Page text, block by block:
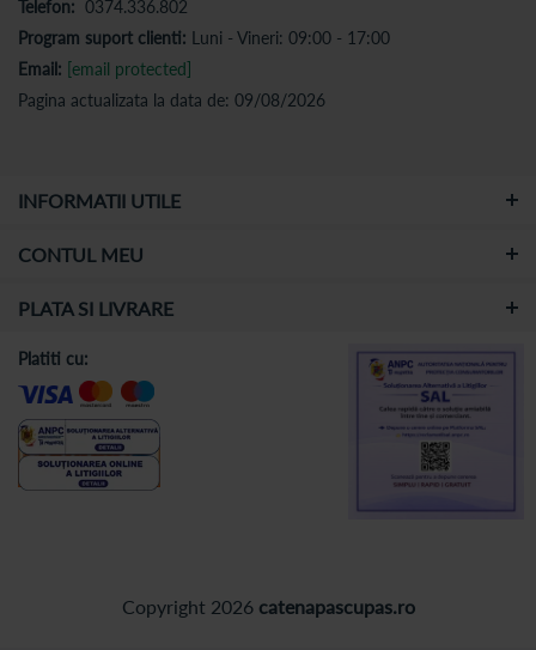
Telefon: 0374.336.802
Program suport clienti: Luni - Vineri: 09:00 - 17:00
Email: [email protected]
Pagina actualizata la data de: 09/08/2026
INFORMATII UTILE
CONTUL MEU
PLATA SI LIVRARE
Copyright 2026 catenapascupas.ro
Platiti cu: